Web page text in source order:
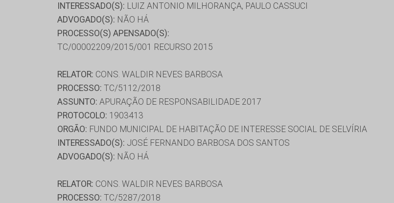
INTERESSADO(S): LUIZ ANTONIO MILHORANÇA, PAULO CASSUCI
ADVOGADO(S): NÃO HÁ
PROCESSO(S) APENSADO(S):
TC/00002209/2015/001 RECURSO 2015
RELATOR: CONS. WALDIR NEVES BARBOSA
PROCESSO: TC/5112/2018
ASSUNTO: APURAÇÃO DE RESPONSABILIDADE 2017
PROTOCOLO: 1903413
ORGÃO: FUNDO MUNICIPAL DE HABITAÇÃO DE INTERESSE SOCIAL DE SELVÍRIA
INTERESSADO(S): JOSÉ FERNANDO BARBOSA DOS SANTOS
ADVOGADO(S): NÃO HÁ
RELATOR: CONS. WALDIR NEVES BARBOSA
PROCESSO: TC/5287/2018